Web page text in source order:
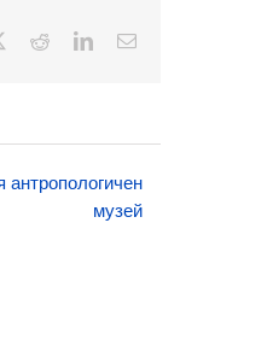
RedditLinkedInЕлектронна
музей